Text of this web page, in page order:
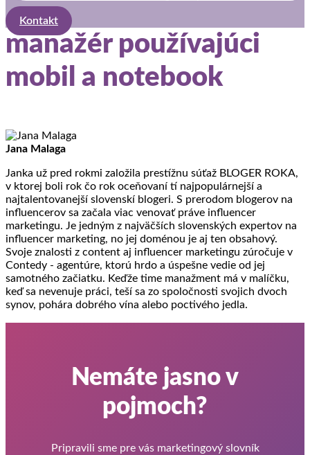
Kontakt
manažér používajúci
mobil a notebook
Jana Malaga
Janka už pred rokmi založila prestížnu súťaž BLOGER ROKA,
v ktorej boli rok čo rok oceňovaní tí najpopulárnejší a
najtalentovanejší slovenskí blogeri. S prerodom blogerov na
influencerov sa začala viac venovať práve influencer
marketingu. Je jedným z najväčších slovenských expertov na
influencer marketing, no jej doménou je aj ten obsahový.
Svoje znalosti z content aj influencer marketingu zúročuje v
Contedy - agentúre, ktorú hrdo a úspešne vedie od jej
samotného začiatku. Keďže time manažment má v malíčku,
keď sa nevenuje práci, teší sa zo spoločnosti svojich dvoch
synov, pohára dobrého vína alebo poctivého jedla.
Nemáte jasno v
pojmoch?
Pripravili sme pre vás marketingový slovník